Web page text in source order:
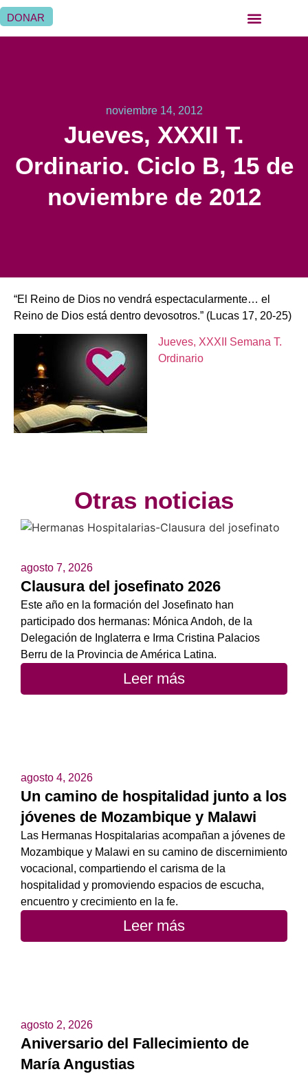
DONAR
noviembre 14, 2012
Jueves, XXXII T.
Ordinario. Ciclo B, 15 de
noviembre de 2012
“El Reino de Dios no vendrá espectacularmente… el
Reino de Dios está dentro devosotros.” (Lucas 17, 20-25)
Jueves, XXXII Semana T.
Ordinario
Otras noticias
agosto 7, 2026
Clausura del josefinato 2026
Este año en la formación del Josefinato han
participado dos hermanas: Mónica Andoh, de la
Delegación de Inglaterra e Irma Cristina Palacios
Berru de la Provincia de América Latina.
Leer más
agosto 4, 2026
Un camino de hospitalidad junto a los
jóvenes de Mozambique y Malawi
Las Hermanas Hospitalarias acompañan a jóvenes de
Mozambique y Malawi en su camino de discernimiento
vocacional, compartiendo el carisma de la
hospitalidad y promoviendo espacios de escucha,
encuentro y crecimiento en la fe.
Leer más
agosto 2, 2026
Aniversario del Fallecimiento de
María Angustias